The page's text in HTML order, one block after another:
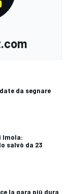
da segnare
Imola:
salvò da 23
la gara più dura